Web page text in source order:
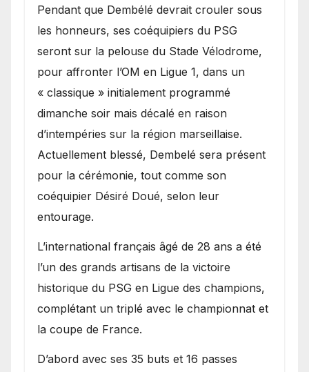
Pendant que Dembélé devrait crouler sous
les honneurs, ses coéquipiers du PSG
seront sur la pelouse du Stade Vélodrome,
pour affronter l’OM en Ligue 1, dans un
« classique » initialement programmé
dimanche soir mais décalé en raison
d’intempéries sur la région marseillaise.
Actuellement blessé, Dembelé sera présent
pour la cérémonie, tout comme son
coéquipier Désiré Doué, selon leur
entourage.
L’international français âgé de 28 ans a été
l’un des grands artisans de la victoire
historique du PSG en Ligue des champions,
complétant un triplé avec le championnat et
la coupe de France.
D’abord avec ses 35 buts et 16 passes